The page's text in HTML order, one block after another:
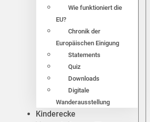
Wie funktioniert die
EU?
Chronik der
Europäischen Einigung
Statements
Quiz
Downloads
Digitale
Wanderausstellung
Kinderecke